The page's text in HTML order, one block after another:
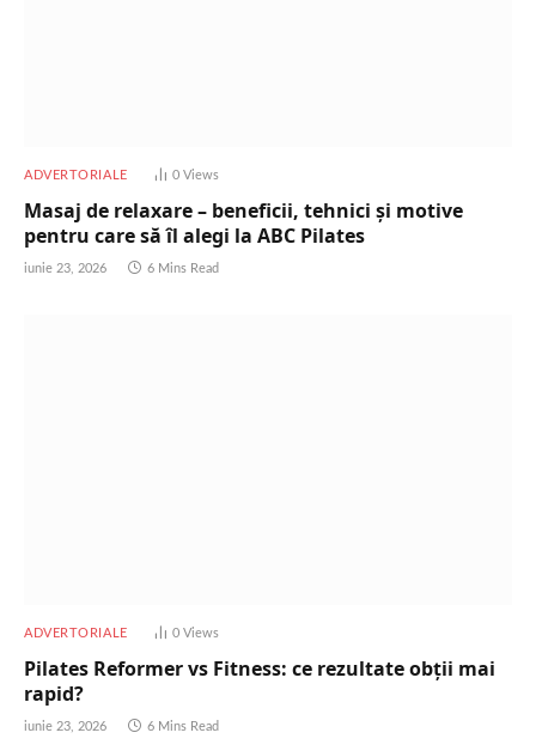
ADVERTORIALE 0 Views
Masaj de relaxare – beneficii, tehnici și motive
pentru care să îl alegi la ABC Pilates
iunie 23, 2026 6 Mins Read
ADVERTORIALE 0 Views
Pilates Reformer vs Fitness: ce rezultate obții mai
rapid?
iunie 23, 2026 6 Mins Read